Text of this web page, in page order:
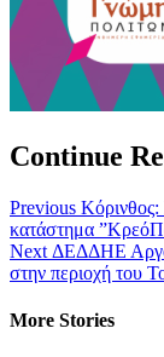
Continue
Previous
κατάστημα
Next ΔΕΔΔΗΕ
στην περιοχή του
More Stories